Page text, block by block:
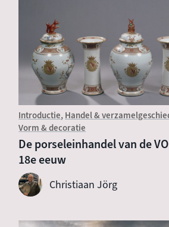
Introductie Handel &
Vorm & decoratie
De porseleinhandel van de
18e eeuw
Christiaan Jörg